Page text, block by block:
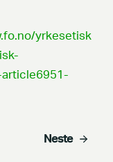
yrkesetisk
Neste